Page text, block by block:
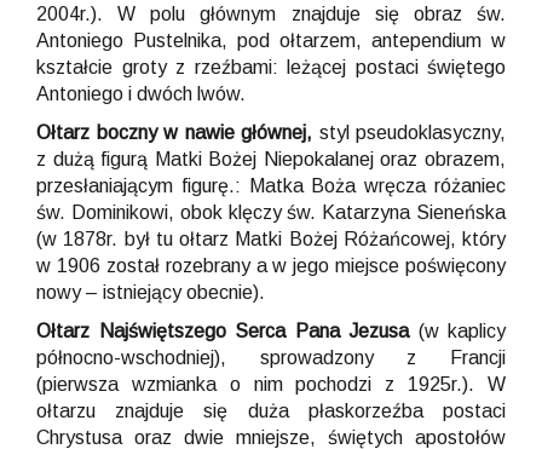
2004r.). W polu głównym znajduje się obraz św.
Antoniego Pustelnika, pod ołtarzem, antependium w
kształcie groty z rzeźbami: leżącej postaci świętego
Antoniego i dwóch lwów.
Ołtarz boczny w nawie głównej, styl pseudoklasyczny,
z dużą figurą Matki Bożej Niepokalanej oraz obrazem,
przesłaniającym figurę.: Matka Boża wręcza różaniec
św. Dominikowi, obok klęczy św. Katarzyna Sieneńska
(w 1878r. był tu ołtarz Matki Bożej Różańcowej, który
w 1906 został rozebrany a w jego miejsce poświęcony
nowy – istniejący obecnie).
Ołtarz Najświętszego Serca Pana Jezusa(w kaplicy
północno-wschodniej), sprowadzony z Francji
(pierwsza wzmianka o nim pochodzi z 1925r.). W
ołtarzu znajduje się duża płaskorzeźba postaci
Chrystusa oraz dwie mniejsze, świętych apostołów